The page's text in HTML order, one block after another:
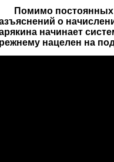
о
начинает